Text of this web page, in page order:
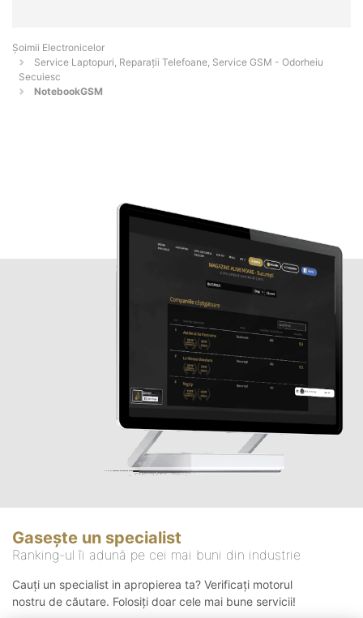
Șoimii Electronicelor
Service Laptopuri, Reparații Telefoane, Service GSM - Odorheiu
Secuiesc
NotebookGSM
Gasește un specialist
Ranking-ul îi adună pe cei mai buni din industrie
Cauți un specialist in apropierea ta? Verificați motorul
nostru de căutare. Folosiți doar cele mai bune servicii!